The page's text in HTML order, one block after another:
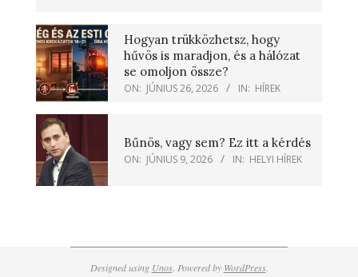
Hogyan trükközhetsz, hogy
hűvös is maradjon, és a hálózat
se omoljon össze?
ON: JÚNIUS 26, 2026 IN: HÍREK
Bűnös, vagy sem? Ez itt a kérdés
ON: JÚNIUS 9, 2026 IN: HELYI HÍREK
Designed using Unos. Powered by WordPress.